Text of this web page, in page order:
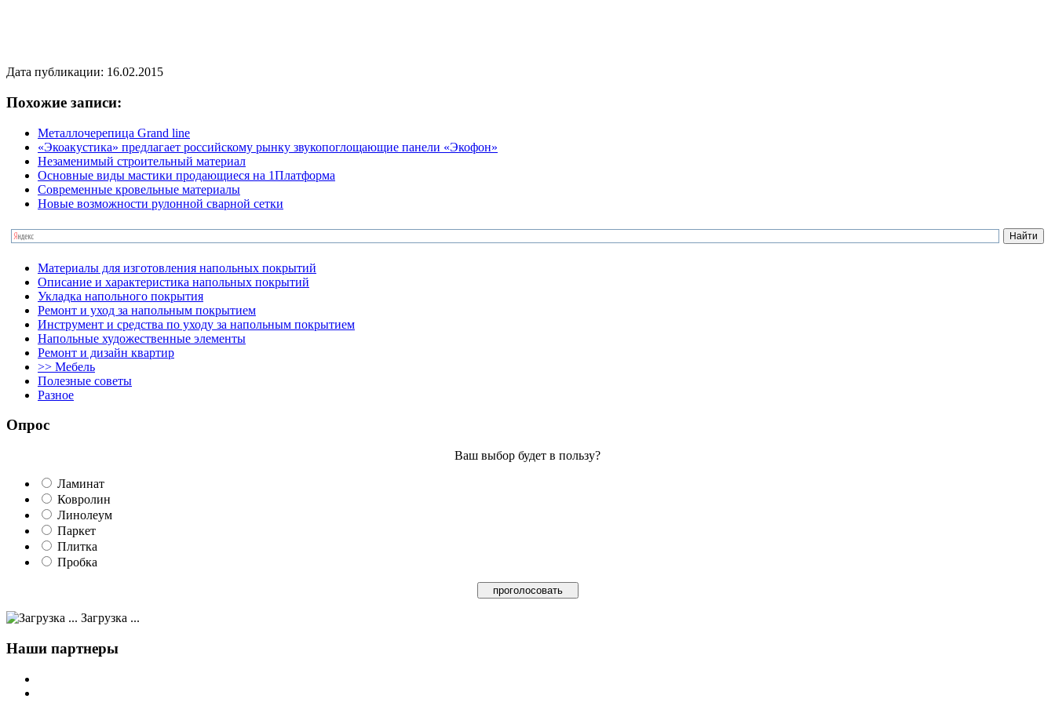
Дата публикации: 16.02.2015
Похожие записи:
Металлочерепица Grand line
«Экоакустика» предлагает российскому рынку звукопоглощающие панели «Экофон»
Незаменимый строительный материал
Основные виды мастики продающиеся на 1Платформа
Современные кровельные материалы
Новые возможности рулонной сварной сетки
Материалы для изготовления напольных покрытий
Описание и характеристика напольных покрытий
Укладка напольного покрытия
Ремонт и уход за напольным покрытием
Инструмент и средства по уходу за напольным покрытием
Напольные художественные элементы
Ремонт и дизайн квартир
>> Мебель
Полезные советы
Разное
Опрос
Ваш выбор будет в пользу?
Ламинат
Ковролин
Линолеум
Паркет
Плитка
Пробка
Загрузка ...
Наши партнеры